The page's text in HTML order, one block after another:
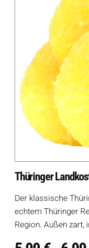
Thüringer
Der klassische
echtem Thüringer
Region. Außen zart,